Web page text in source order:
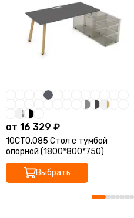
от 16 329 ₽
10СТО.085 Стол с тумбой
опорной (1800*800*750)
Выбрать